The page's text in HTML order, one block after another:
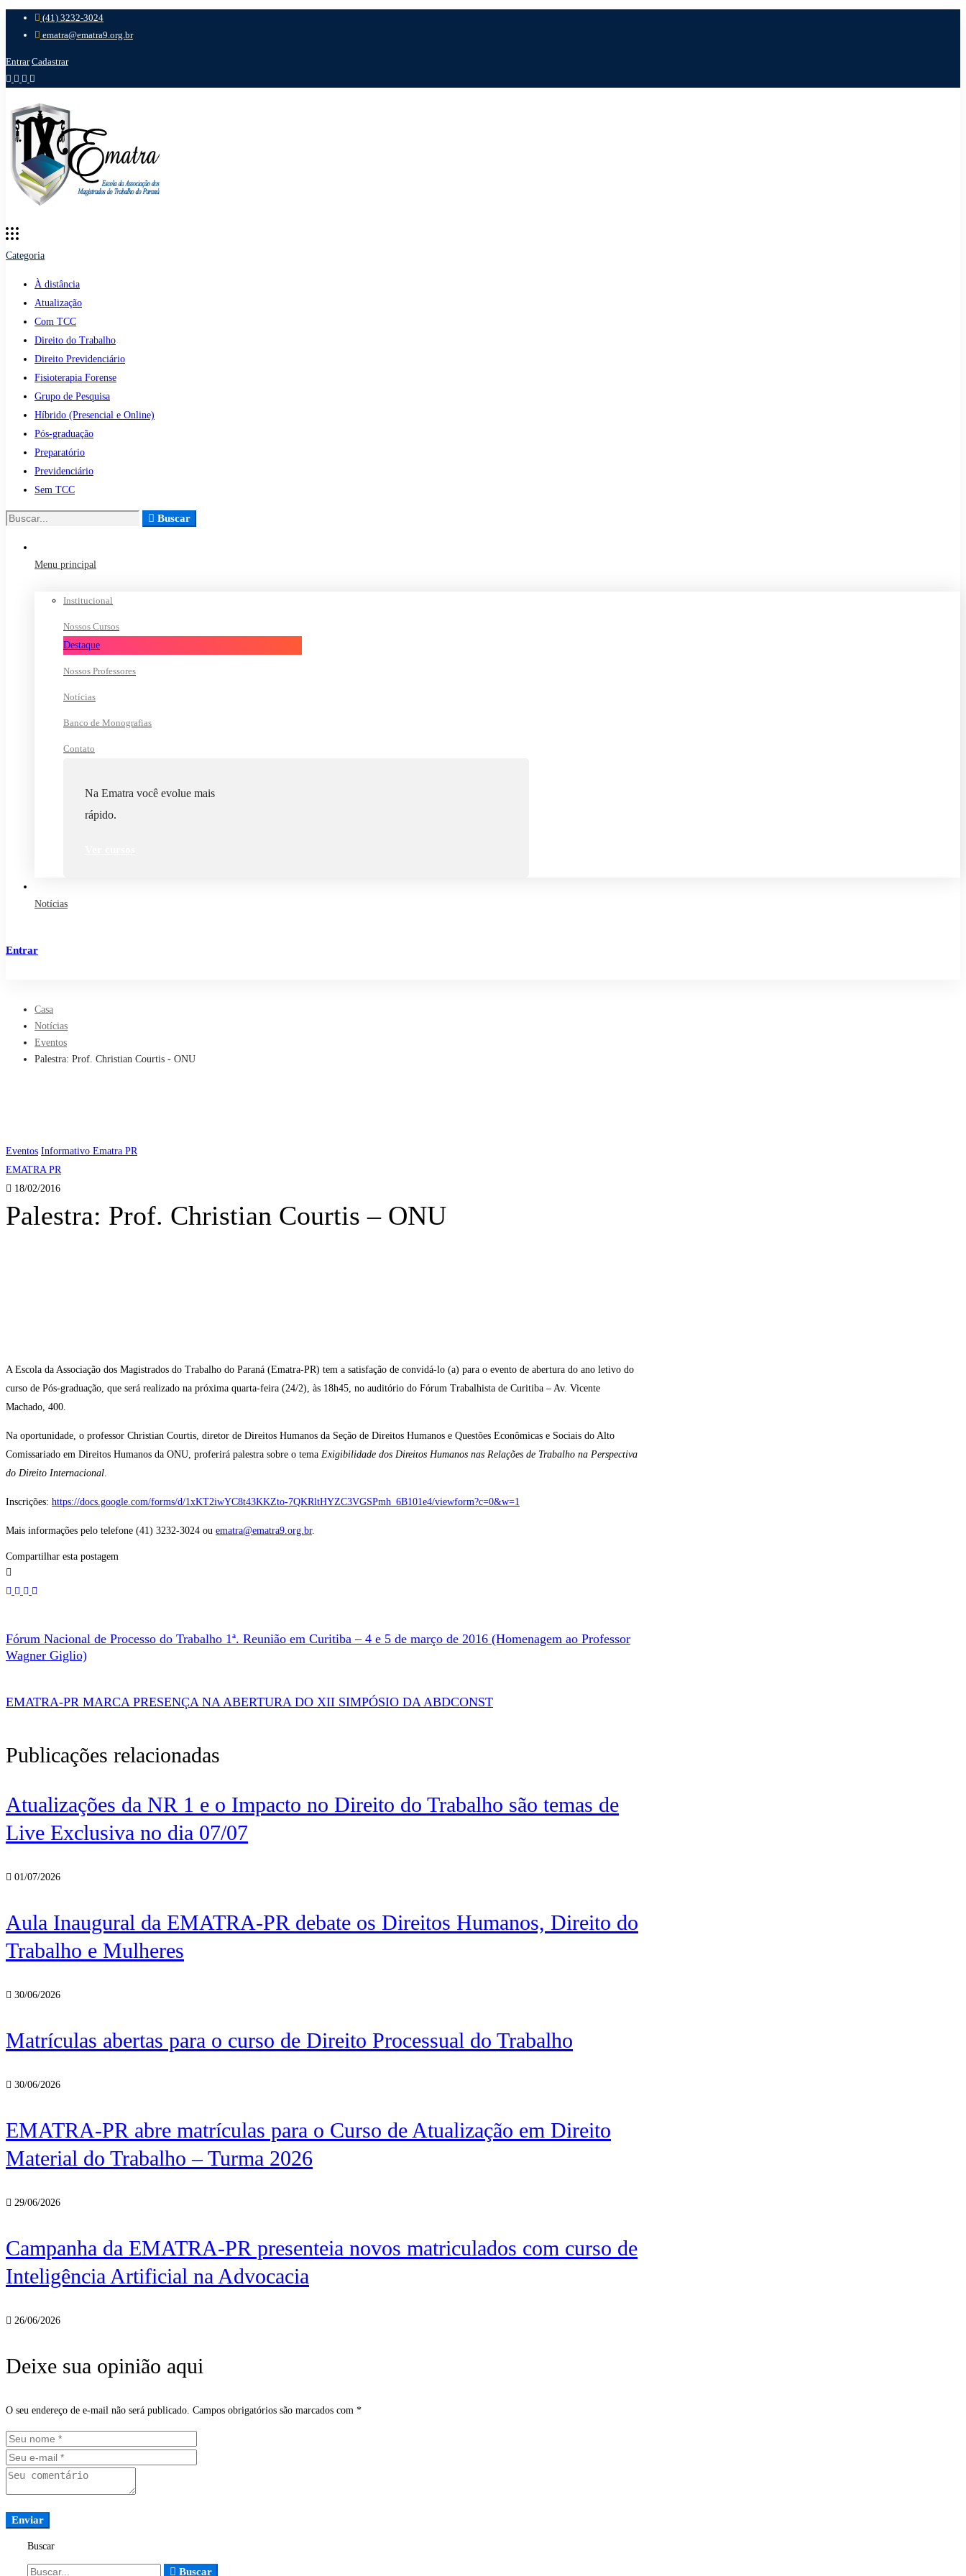
(41) 3232-3024
ematra@ematra9.org.br
Entrar Cadastrar
Categoria
À distância
Atualização
Com TCC
Direito do Trabalho
Direito Previdenciário
Fisioterapia Forense
Grupo de Pesquisa
Híbrido (Presencial e Online)
Pós-graduação
Preparatório
Previdenciário
Sem TCC
Buscar
Buscar
Menu principal
Institucional
Nossos Cursos
Destaque
Nossos Professores
Notícias
Banco de Monografias
Contato
Na Ematra você evolue mais
rápido.
Notícias
Entrar
Casa
Notícias
Eventos
Palestra: Prof. Christian Courtis - ONU
Palestra:
Prof.
Christian
Eventos Informativo Ematra PR
EMATRA PR
18/02/2016
Palestra: Prof. Christian Courtis – ONU
A Escola da Associação dos Magistrados do Trabalho do Paraná (Ematra-PR) tem a satisfação de convidá-lo (a) para o evento de abertura do ano letivo do
curso de Pós-graduação, que será realizado na próxima quarta-feira (24/2), às 18h45, no auditório do Fórum Trabalhista de Curitiba – Av. Vicente
Machado, 400.
Na oportunidade, o professor Christian Courtis, diretor de Direitos Humanos da Seção de Direitos Humanos e Questões Econômicas e Sociais do Alto
Comissariado em Direitos Humanos da ONU, proferirá palestra sobre o tema Exigibilidade dos Direitos Humanos nas Relações de Trabalho na Perspectiva
do Direito Internacional.
Inscrições: https://docs.google.com/forms/d/1xKT2iwYC8t43KKZto-7QKRltHYZC3VGSPmh_6B101e4/viewform?c=0&w=1
Mais informações pelo telefone (41) 3232-3024 ou ematra@ematra9.org.br.
Compartilhar esta postagem
Fórum Nacional de Processo do Trabalho 1ª. Reunião em Curitiba – 4 e 5 de março de 2016 (Homenagem ao Professor
Wagner Giglio)
EMATRA-PR MARCA PRESENÇA NA ABERTURA DO XII SIMPÓSIO DA ABDCONST
Publicações relacionadas
Atualizações da NR 1 e o Impacto no Direito do Trabalho são temas de
Live Exclusiva no dia 07/07
01/07/2026
Aula Inaugural da EMATRA-PR debate os Direitos Humanos, Direito do
Trabalho e Mulheres
30/06/2026
Matrículas abertas para o curso de Direito Processual do Trabalho
30/06/2026
EMATRA-PR abre matrículas para o Curso de Atualização em Direito
Material do Trabalho – Turma 2026
29/06/2026
Campanha da EMATRA-PR presenteia novos matriculados com curso de
Inteligência Artificial na Advocacia
26/06/2026
Deixe sua opinião aqui
O seu endereço de e-mail não será publicado. Campos obrigatórios são marcados com *
Buscar
Buscar Buscar